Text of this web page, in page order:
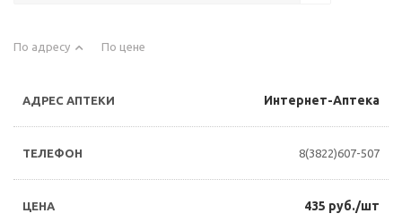
По адресу По цене
Интернет-Аптека
8(3822)607-507
435 руб./шт